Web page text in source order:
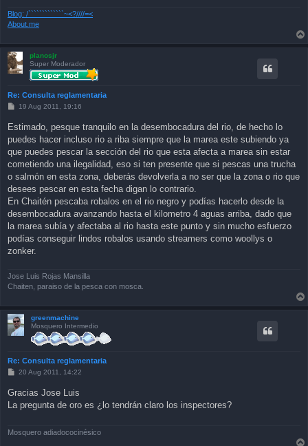
Blog: /`````````````~<?////=<
About.me
planosjr
Super Moderador
Re: Consulta reglamentaria
P
t
19 Aug 2011, 19:16
Estimado, pesque tranquilo en la desembocadura del rio, de hecho lo
puedes hacer incluso rio a riba siempre que la marea este subiendo ya
que puedes pescar la sección del rio que esta afecta a marea sin estar
cometiendo una ilegalidad, eso si ten presente que si pescas una trucha
o salmón en esta zona, deberás devolverla a no ser que la zona o rio que
desees pescar en esta fecha digan lo contrario.
En Chaitén pescaba robalos en el rio negro y podías hacerlo desde la
desembocadura avanzando hasta el kilometro 4 aguas arriba, dado que
la marea subía y afectaba al rio hasta este punto y sin mucho esfuerzo
podías conseguir lindos robalos usando streamers como woollys o
zonker.
Jose Luis Rojas Mansilla
Chaiten, paraiso de la pesca con mosca.
greenmachine
Mosquero Intermedio
Re: Consulta reglamentaria
P
t
20 Aug 2011, 14:22
Gracias Jose Luis
La pregunta de oro es ¿lo tendrán claro los inspectores?
Mosquero adiadococinésico